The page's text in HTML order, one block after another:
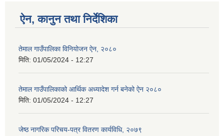
ऐन, कानुन तथा निर्देशिका
तेमाल गाउँपालिका विनियोजन ऐन, २०८०
मिति: 01/05/2024 - 12:27
तेमाल गाउँपालिकाको आर्थिक अध्यादेश गर्न बनेको ऐन २०८०
मिति: 01/05/2024 - 12:27
जेष्ठ नागरिक परिचय-पत्र वितरण कार्यविधि, २०७९